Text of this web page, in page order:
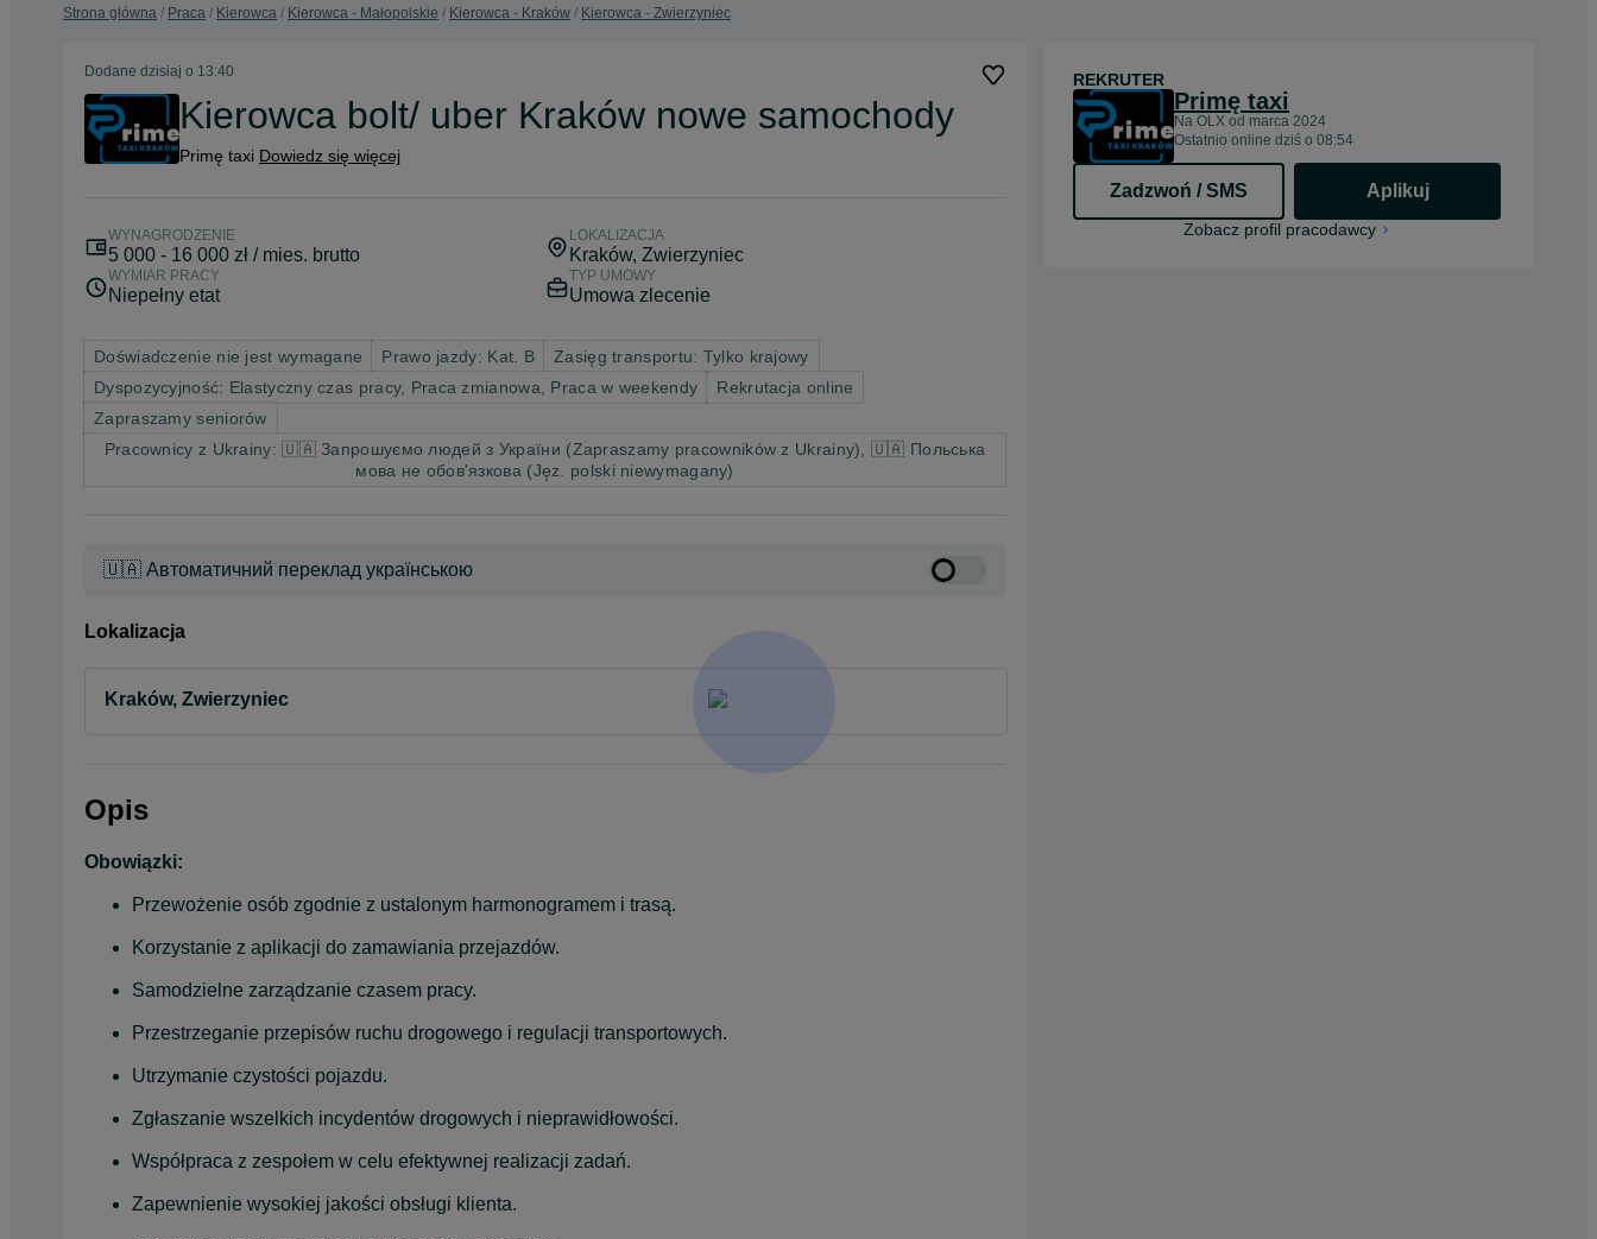
Strona główna Praca Kierowca Kierowca - Małopolskie Kierowca - Kraków Kierowca - Zwierzyniec
Dodane dzisiaj o 13:40
Kierowca bolt/ uber Kraków nowe samochody
Primę taxi Dowiedz się więcej
WYNAGRODZENIE
5 000 - 16 000 zł / mies. brutto
LOKALIZACJA
Kraków, Zwierzyniec
WYMIAR PRACY
Niepełny etat
TYP UMOWY
Umowa zlecenie
Doświadczenie nie jest wymagane Prawo jazdy: Kat. B
Zasięg transportu: Tylko krajowy
Dyspozycyjność: Elastyczny czas pracy, Praca zmianowa, Praca w weekendy
Rekrutacja online
Zapraszamy seniorów
Pracownicy z Ukrainy: 🇺🇦 Запрошуємо людей з України (Zapraszamy pracowników z Ukrainy), 🇺🇦 Польська
мова не обов'язкова (Jęz. polski niewymagany)
🇺🇦 Автоматичний переклад українською
Lokalizacja
Kraków, Zwierzyniec
Opis
Obowiązki:
Przewożenie osób zgodnie z ustalonym harmonogramem i trasą.
Korzystanie z aplikacji do zamawiania przejazdów.
Samodzielne zarządzanie czasem pracy.
Przestrzeganie przepisów ruchu drogowego i regulacji transportowych.
Utrzymanie czystości pojazdu.
Zgłaszanie wszelkich incydentów drogowych i nieprawidłowości.
Współpraca z zespołem w celu efektywnej realizacji zadań.
Zapewnienie wysokiej jakości obsługi klienta.
REKRUTER
Primę taxi
Na OLX od marca 2024
Ostatnio online dziś o 08:54
Zadzwoń / SMS Aplikuj
Zobacz profil pracodawcy